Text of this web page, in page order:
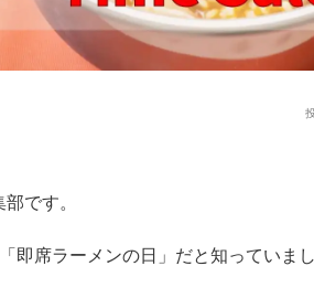
です。
即席ラーメンの日」だと知っていま